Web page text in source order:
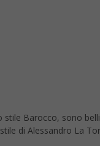
Barocco, sono
di Alessandro La